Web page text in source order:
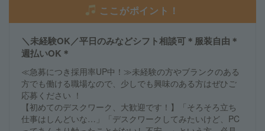
ここがポイント！
＼未経験OK／平日のみなどシフト相談可＊服装自由＊
週払いOK＊
≪急募につき採用率UP中！≫未経験の方やブランクのある
方でも働ける職場なので、少しでも興味のある方はぜひご
応募ください ！
【初めてのデスクワーク、大歓迎です！】「そろそろ立ち
仕事はしんどいな…」「デスクワークしてみたいけど、PC